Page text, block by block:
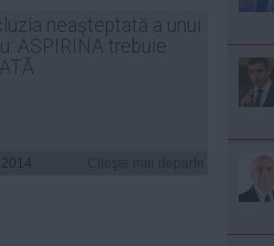
neaşteptată a unui
ASPIRINA trebuie